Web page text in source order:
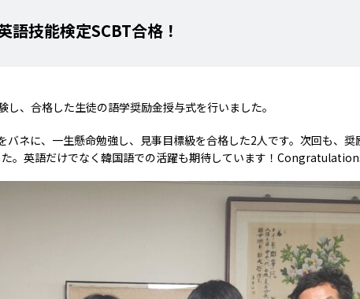
語技能検定SCBT合格！
、合格した生徒の語学奨励金授与式を行いました。
バネに、一生懸命勉強し、見事目標級を合格した2人です。次回も、
。英語だけでなく韓国語での活躍も期待しています！